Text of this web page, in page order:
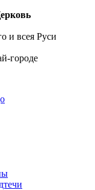
и всея Руси
городе